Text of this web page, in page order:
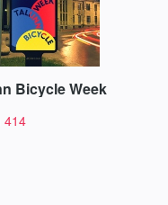
Bicycle Week
414